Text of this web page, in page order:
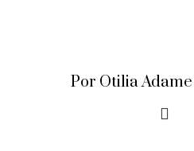
Por Otilia